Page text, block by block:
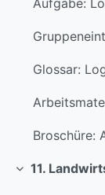
Einklappen